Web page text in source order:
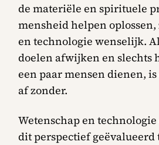
de materiёle en spirituele
mensheid helpen
en technologie wenselijk.
doelen afwijken en slechts
een paar mensen dienen,
af zonder.
Wetenschap en
dit perspectief geëvalueerd